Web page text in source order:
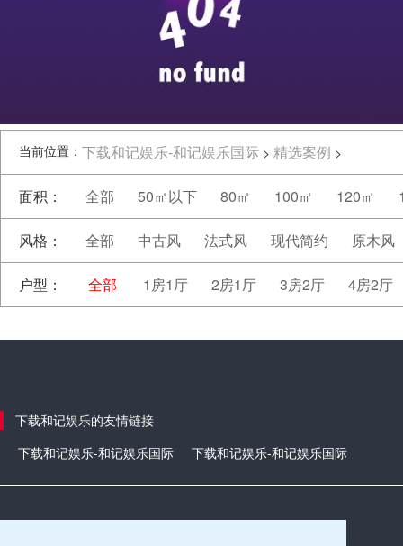
当前位置： 下载和记娱乐-和记娱乐国际 > 精选案例 >
面积： 全部 50㎡以下 80㎡ 100㎡ 120㎡
风格： 全部 中古风 法式风 现代简约 原木风
户型： 全部 1房1厅 2房1厅 3房2厅 4房2厅
下载和记娱乐的友情链接
下载和记娱乐-和记娱乐国际
下载和记娱乐-和记娱乐国际